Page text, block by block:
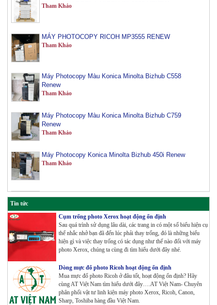
Tham Khảo
Renew
Tham Khảo
Renew
Tham Khảo
Tham Khảo
Tham Khảo
Máy Photocopy Konica Minolta Bizhub 360i Renew
Tham Khảo
Máy Photocopy màu Toshiba E-Studio 4515AC Renew
Tham Khảo
Tin tức
Cụm trống photo Xerox hoạt động ổn định
Sau quá trình sử dụng lâu dài, các trang in có một số biểu hiện cụ
thể nhắc nhở bạn đã đến lúc phải thay trống, đó là những biểu
hiện gì và việc thay trống có tác dụng như thế nào đối với máy
photo Xerox, chúng ta cùng đi tìm hiểu dưới đây nhé.
Dòng mực đổ photo Ricoh hoạt động ổn định
Mua mực đổ photo Ricoh ở đâu tốt, hoạt động ổn định? Hãy
cùng AT Việt Nam tìm hiểu dưới đây….AT Việt Nam- Chuyên
phân phối vật tư linh kiện máy photo Xerox, Ricoh, Canon,
Sharp, Toshiba hàng đầu Việt Nam.